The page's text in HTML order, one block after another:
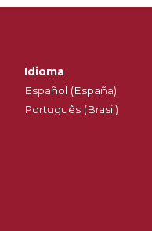
Idioma
Español (España)
Português (Brasil)